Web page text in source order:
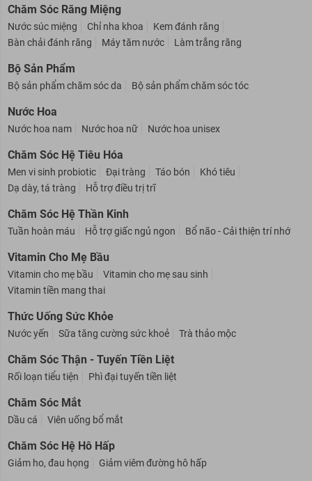
Chăm Sóc Răng Miệng
Nước súc miệng Chỉ nha khoa
Kem đánh răng
Bàn chải đánh răng
Máy tăm nước Làm trắng răng
Bộ Sản Phẩm
Bộ sản phẩm chăm sóc da Bộ sản phẩm chăm sóc tóc
Nước Hoa
Nước hoa nam Nước hoa nữ Nước hoa unisex
Chăm Sóc Hệ Tiêu Hóa
Men vi sinh probiotic Đại tràng Táo bón
Khó tiêu
Dạ dày, tá tràng
Hỗ trợ điều trị trĩ
Chăm Sóc Hệ Thần Kinh
Tuần hoàn máu Hỗ trợ giấc ngủ ngon Bổ não - Cải thiện trí nhớ
Vitamin Cho Mẹ Bầu
Vitamin cho mẹ bầu
Vitamin cho mẹ sau sinh
Vitamin tiền mang thai
Thức Uống Sức Khỏe
Nước yến Sữa tăng cường sức khoẻ Trà thảo mộc
Chăm Sóc Thận - Tuyến Tiền Liệt
Rối loạn tiểu tiện Phì đại tuyến tiền liệt
Chăm Sóc Mắt
Dầu cá Viên uống bổ mắt
Chăm Sóc Hệ Hô Hấp
Giảm ho, đau họng Giảm viêm đường hô hấp